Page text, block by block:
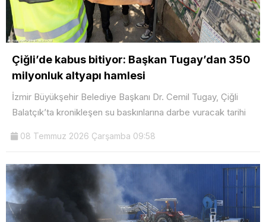
Çiğli’de kabus bitiyor: Başkan Tugay’dan 350
milyonluk altyapı hamlesi
İzmir Büyükşehir Belediye Başkanı Dr. Cemil Tugay, Çiğli
Balatçık’ta kronikleşen su baskınlarına darbe vuracak tarihi
08 Temmuz 2026 Çarşamba 09:58